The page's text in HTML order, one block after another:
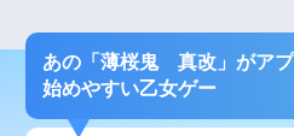
あの「薄桜鬼 真改」がア
始めやすい乙女ゲー